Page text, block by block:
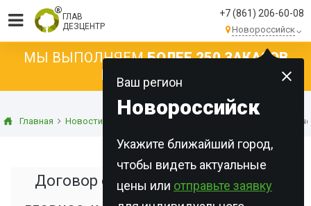
ГЛАВ
ДЕЗЦЕНТР
+7 (861) 206-60-08
Новороссийск
Ваш регион
Новороссийск
Укажите ближайший город,
чтобы видеть актуальные
цены или отправьте заявку
МЫ ВЫПОЛНЯЕМБОЛЕЕ 250 ЗАКАЗОВ
КАЖДЫЙ ДЕНЬ!
Главная Новости Статьи о дезинфекции Договор с СЭС:
Договор с СЭС: почему цена — не